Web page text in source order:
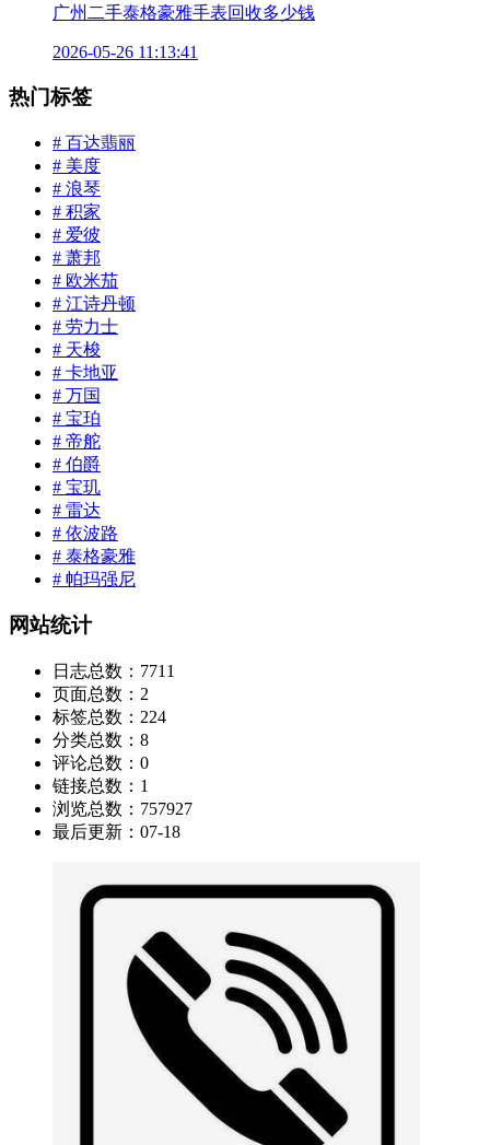
广州二手泰格豪雅手表回收多少钱
2026-05-26 11:13:41
热门标签
# 百达翡丽
# 美度
# 浪琴
# 积家
# 爱彼
# 萧邦
# 欧米茄
# 江诗丹顿
# 劳力士
# 天梭
# 卡地亚
# 万国
# 宝珀
# 帝舵
# 伯爵
# 宝玑
# 雷达
# 依波路
# 泰格豪雅
# 帕玛强尼
网站统计
日志总数： 7711
页面总数： 2
标签总数： 224
分类总数： 8
评论总数： 0
链接总数： 1
浏览总数： 757927
最后更新： 07-18